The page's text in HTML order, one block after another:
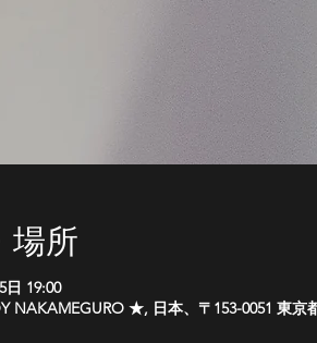
場所
日 19:00
NAKAMEGURO ★, 日本、〒153-0051 東